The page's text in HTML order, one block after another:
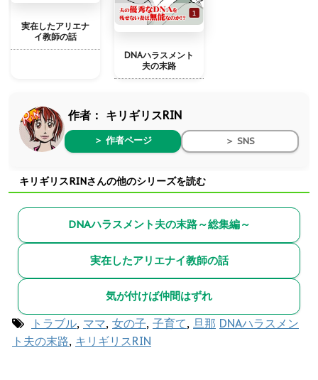
実在したアリエナ
イ教師の話
DNAハラスメント
夫の末路
作者： キリギリスRIN
＞ 作者ページ ＞ SNS
キリギリスRINさんの他のシリーズを読む
DNAハラスメント夫の末路～総集編～
実在したアリエナイ教師の話
気が付けば仲間はずれ
トラブル, ママ, 女の子, 子育て, 旦那 DNAハラスメン
ト夫の末路, キリギリスRIN